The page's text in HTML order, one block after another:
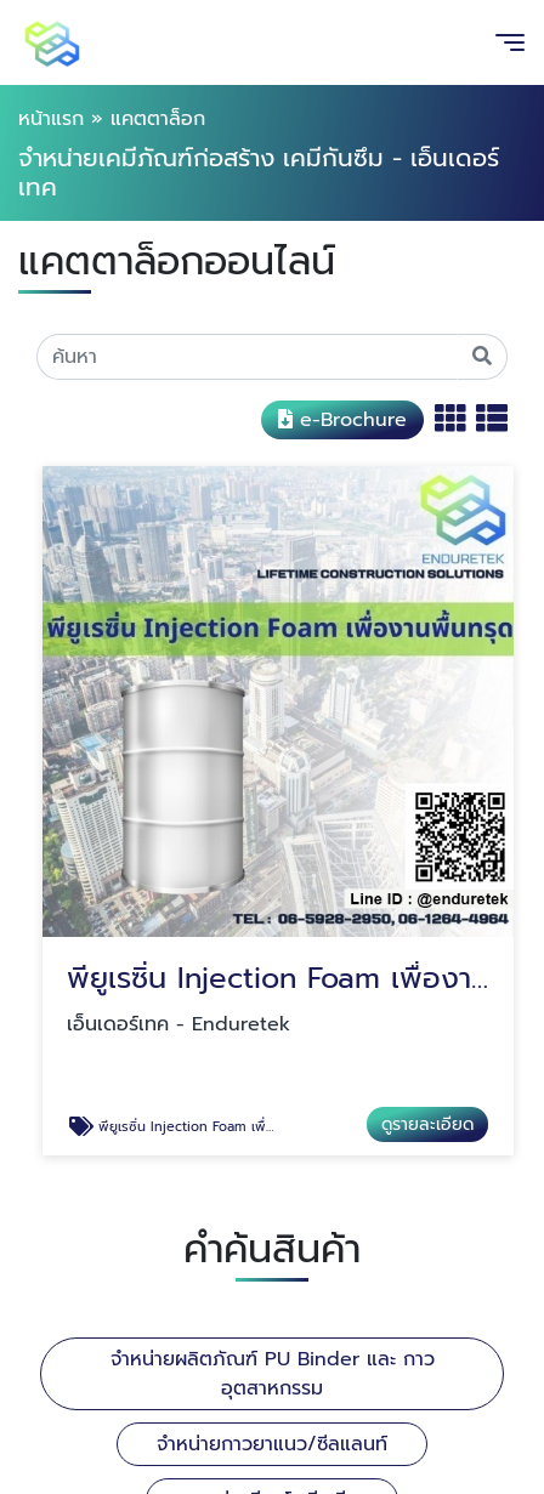
หน้าแรก » แคตตาล็อก
จำหน่ายเคมีภัณฑ์ก่อสร้าง เคมีกันซึม - เอ็นเดอร์
เทค
แคตตาล็อกออนไลน์
e-Brochure
พียูเรซิ่น Injection Foam เพื่องานพื้นทรุด
เอ็นเดอร์เทค - Enduretek
พียูเรซิ่น Injection Foam เพื่องานพื้นทรุด ดูรายละเอียด
คำค้นสินค้า
จำหน่ายผลิตภัณฑ์ PU Binder และ กาว
อุตสาหกรรม
จำหน่ายกาวยาแนว/ซีลแลนท์